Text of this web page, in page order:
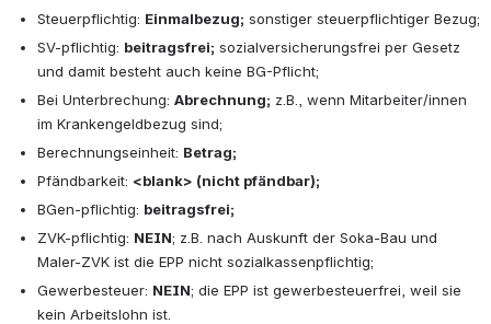
Steuerpflichtig: Einmalbezug; sonstiger steuerpflichtiger Bezug;
SV-pflichtig: beitragsfrei; sozialversicherungsfrei per Gesetz
und damit besteht auch keine BG-Pflicht;
Bei Unterbrechung: Abrechnung; z.B., wenn Mitarbeiter/innen
im Krankengeldbezug sind;
Berechnungseinheit: Betrag;
Pfändbarkeit: <blank> (nicht pfändbar);
BGen-pflichtig: beitragsfrei;
ZVK-pflichtig: NEIN; z.B. nach Auskunft der Soka-Bau und
Maler-ZVK ist die EPP nicht sozialkassenpflichtig;
Gewerbesteuer: NEIN; die EPP ist gewerbesteuerfrei, weil sie
kein Arbeitslohn ist.